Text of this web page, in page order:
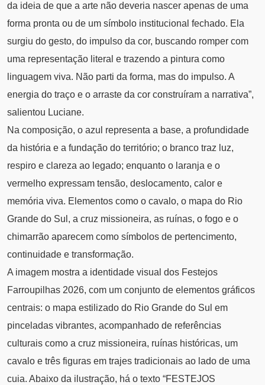
da ideia de que a arte não deveria nascer apenas de uma
forma pronta ou de um símbolo institucional fechado. Ela
surgiu do gesto, do impulso da cor, buscando romper com
uma representação literal e trazendo a pintura como
linguagem viva. Não parti da forma, mas do impulso. A
energia do traço e o arraste da cor construíram a narrativa”,
salientou Luciane.
Na composição, o azul representa a base, a profundidade
da história e a fundação do território; o branco traz luz,
respiro e clareza ao legado; enquanto o laranja e o
vermelho expressam tensão, deslocamento, calor e
memória viva. Elementos como o cavalo, o mapa do Rio
Grande do Sul, a cruz missioneira, as ruínas, o fogo e o
chimarrão aparecem como símbolos de pertencimento,
continuidade e transformação.
A imagem mostra a identidade visual dos Festejos
Farroupilhas 2026, com um conjunto de elementos gráficos
centrais: o mapa estilizado do Rio Grande do Sul em
pinceladas vibrantes, acompanhado de referências
culturais como a cruz missioneira, ruínas históricas, um
cavalo e três figuras em trajes tradicionais ao lado de uma
cuia. Abaixo da ilustração, há o texto “FESTEJOS